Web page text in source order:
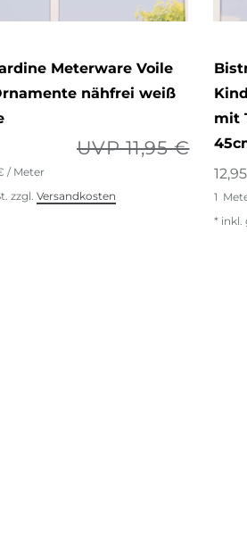
Meterware Voile
nähfrei weiß
UVP 11,95 €
/ Meter
zzgl. Versandkosten
mit
1
* inkl.